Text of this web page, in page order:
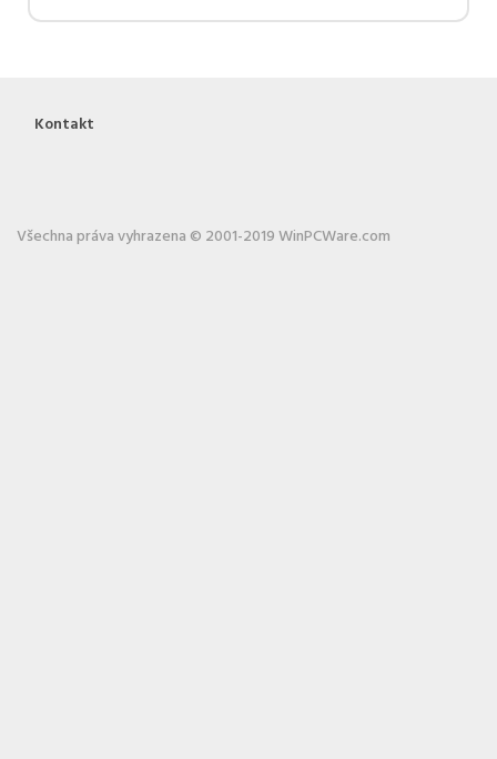
Kontakt
Všechna práva vyhrazena © 2001-2019 WinPCWare.com